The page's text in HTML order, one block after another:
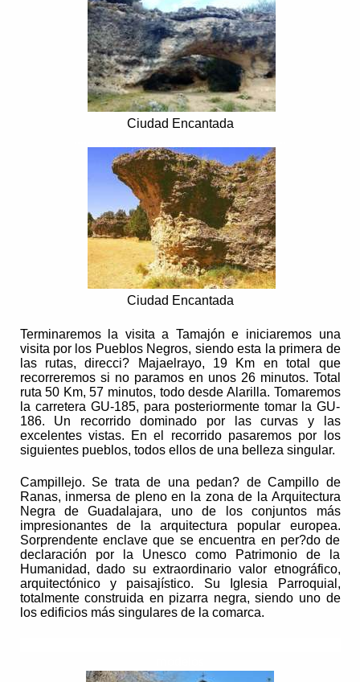
Ciudad Encantada
Ciudad Encantada
Terminaremos la visita a Tamajón e iniciaremos una
visita por los Pueblos Negros, siendo esta la primera de
las rutas, direcci? Majaelrayo, 19 Km en total que
recorreremos si no paramos en unos 26 minutos. Total
ruta 50 Km, 57 minutos, todo desde Alarilla. Tomaremos
la carretera GU-185, para posteriormente tomar la GU-
186. Un recorrido dominado por las curvas y las
excelentes vistas. En el recorrido pasaremos por los
siguientes pueblos, todos ellos de una belleza singular.
Campillejo. Se trata de una pedan? de Campillo de
Ranas, inmersa de pleno en la zona de la Arquitectura
Negra de Guadalajara, uno de los conjuntos más
impresionantes de la arquitectura popular europea.
Sorprendente enclave que se encuentra en per?do de
declaración por la Unesco como Patrimonio de la
Humanidad, dado su extraordinario valor etnográfico,
arquitectónico y paisajístico. Su Iglesia Parroquial,
totalmente construida en pizarra negra, siendo uno de
los edificios más singulares de la comarca.